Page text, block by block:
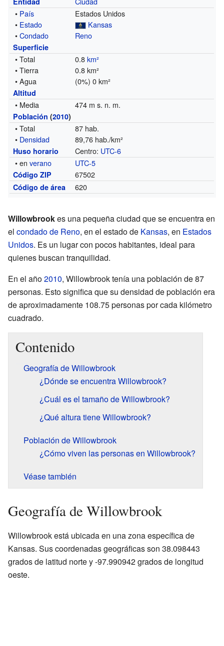
• País
Estados Unidos
• Estado
Kansas
•Condado Reno
Superficie
• Total 0.8km²
• Tierra
0.8 km²
• Agua
(0%) 0 km²
Altitud
• Media 474 m s. n. m.
Población (2010)
• Total
87 hab.
• Densidad 89,76 hab./km²
Huso horario Centro: UTC-6
• enverano UTC-5
Código ZIP 67502
Código de área 620
Willowbrookes una pequeña ciudad que se encuentra en
el condado de Reno, en el estado de Kansas, en Estados
Unidos. Es un lugar con pocos habitantes, ideal para
quienes buscan tranquilidad.
En el año2010, Willowbrook tenía una población de 87
personas. Esto significa que su densidad de población era
de aproximadamente 108.75 personas por cada kilómetro
cuadrado.
Contenido
Geografía de Willowbrook
¿Dónde se encuentra Willowbrook?
¿Cuál es el tamaño de Willowbrook?
¿Qué altura tiene Willowbrook?
Población de Willowbrook
¿Cómo viven las personas en Willowbrook?
Véase también
Geografía de Willowbrook
Willowbrook está ubicada en una zona específica de
Kansas. Sus coordenadas geográficas son 38.098443
grados de latitud norte y -97.990942 grados de longitud
oeste.